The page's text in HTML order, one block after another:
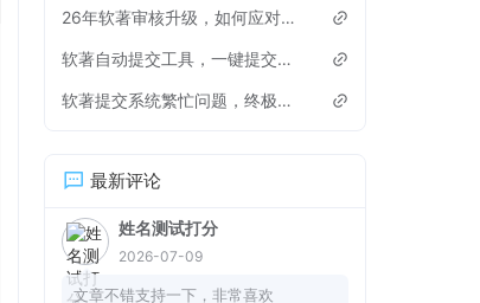
26年软著审核升级，如何应对，有些雷区不能踩
软著自动提交工具，一键提交软著申请
软著提交系统繁忙问题，终极解决方法来了！
最新评论
姓名测试打分
2026-07-09
文章不错支持一下，非常喜欢